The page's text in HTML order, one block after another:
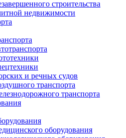
строительства
недвижимости
и речных судов
транспорта
транспорта
оборудования